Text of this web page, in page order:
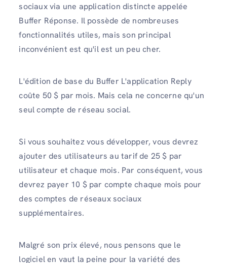
sociaux via une application distincte appelée
Buffer Réponse. Il possède de nombreuses
fonctionnalités utiles, mais son principal
inconvénient est qu'il est un peu cher.
L'édition de base du Buffer L'application Reply
coûte 50 $ par mois. Mais cela ne concerne qu'un
seul compte de réseau social.
Si vous souhaitez vous développer, vous devrez
ajouter des utilisateurs au tarif de 25 $ par
utilisateur et chaque mois. Par conséquent, vous
devrez payer 10 $ par compte chaque mois pour
des comptes de réseaux sociaux
supplémentaires.
Malgré son prix élevé, nous pensons que le
logiciel en vaut la peine pour la variété des